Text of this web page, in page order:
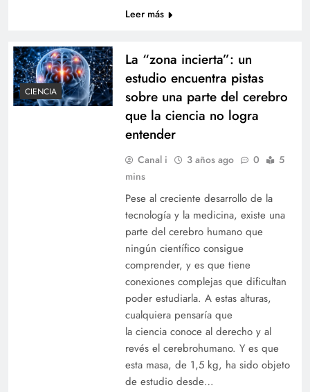
Leer más
CIENCIA
La “zona incierta”: un
estudio encuentra pistas
sobre una parte del cerebro
que la ciencia no logra
entender
Canal i 3 años ago 0
5
mins
Pese al creciente desarrollo de la
tecnología y la medicina, existe una
parte del cerebro humano que
ningún científico consigue
comprender, y es que tiene
conexiones complejas que dificultan
poder estudiarla. A estas alturas,
cualquiera pensaría que
la ciencia conoce al derecho y al
revés el cerebrohumano. Y es que
esta masa, de 1,5 kg, ha sido objeto
de estudio desde…